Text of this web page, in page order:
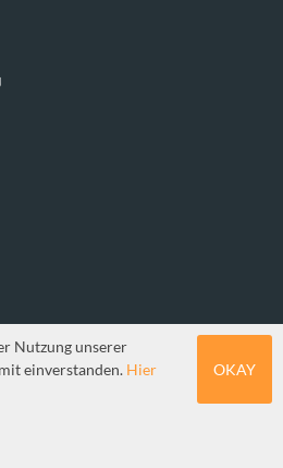
Nutzung unserer
einverstanden. Hier
OKAY